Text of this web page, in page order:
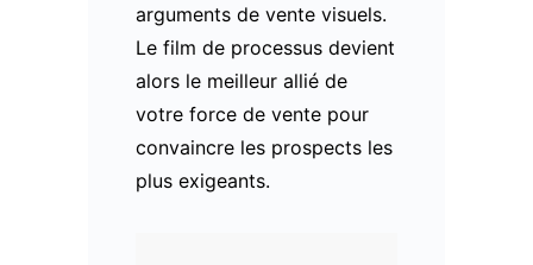
arguments de vente visuels.
Le film de processus devient
alors le meilleur allié de
votre force de vente pour
convaincre les prospects les
plus exigeants.